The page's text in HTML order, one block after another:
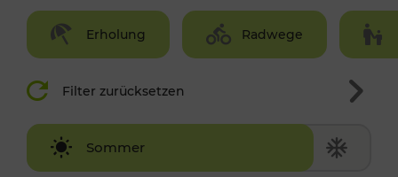
Erholung Radwege
Filter zurücksetzen
Sommer
Winter